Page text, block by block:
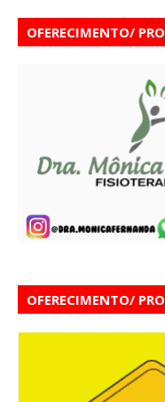
OFERECIMENTO/
OFERECIMENTO/